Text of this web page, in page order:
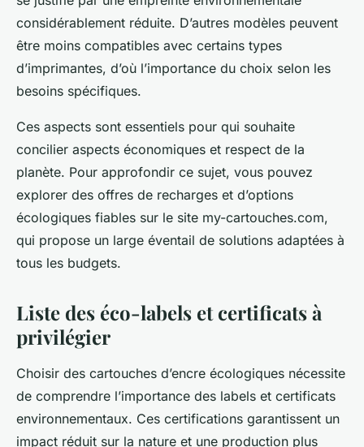
considérablement réduite. D’autres modèles peuvent
être moins compatibles avec certains types
d’imprimantes, d’où l’importance du choix selon les
besoins spécifiques.
Ces aspects sont essentiels pour qui souhaite
concilier aspects économiques et respect de la
planète. Pour approfondir ce sujet, vous pouvez
explorer des offres de recharges et d’options
écologiques fiables sur le site my-cartouches.com,
qui propose un large éventail de solutions adaptées à
tous les budgets.
Liste des éco-labels et certificats à
privilégier
Choisir des cartouches d’encre écologiques nécessite
de comprendre l’importance des labels et certificats
environnementaux. Ces certifications garantissent un
impact réduit sur la nature et une production plus